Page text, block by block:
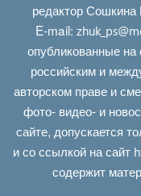
редактор
E‑mail:
опубликованные
российским и
авторском праве и
фото- видео- и
сайте, допускается
и со ссылкой на сайт
содержит